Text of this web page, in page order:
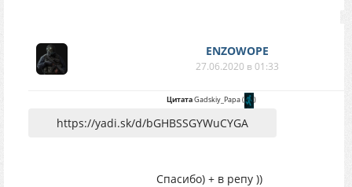
ENZOWOPE
27.06.2020 в 01:33
ЦитатаGadskiy_Papa( )
https://yadi.sk/d/bGHBSSGYWuCYGA
Спасибо) + в репу ))